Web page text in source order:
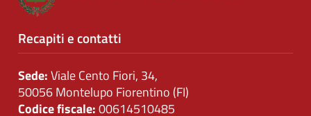
Recapiti e contatti
Sede:Viale Cento Fiori, 34,
50056 Montelupo Fiorentino (FI)
Codice fiscale:00614510485
Opere
Pianificazione
governo